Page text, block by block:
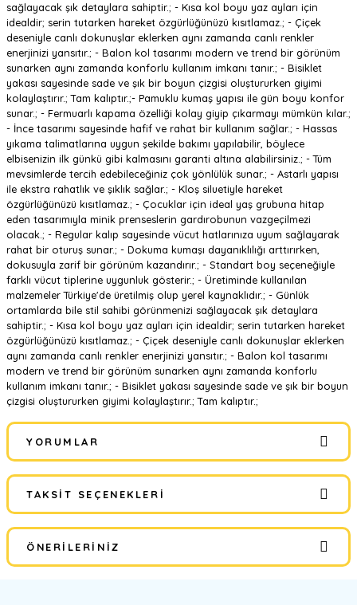
sağlayacak şık detaylara sahiptir.; - Kısa kol boyu yaz ayları için
idealdir; serin tutarken hareket özgürlüğünüzü kısıtlamaz.; - Çiçek
deseniyle canlı dokunuşlar eklerken aynı zamanda canlı renkler
enerjinizi yansıtır.; - Balon kol tasarımı modern ve trend bir görünüm
sunarken aynı zamanda konforlu kullanım imkanı tanır.; - Bisiklet
yakası sayesinde sade ve şık bir boyun çizgisi oluştururken giyimi
kolaylaştırır.; Tam kalıptır.;- Pamuklu kumaş yapısı ile gün boyu konfor
sunar.; - Fermuarlı kapama özelliği kolay giyip çıkarmayı mümkün kılar.;
- İnce tasarımı sayesinde hafif ve rahat bir kullanım sağlar.; - Hassas
yıkama talimatlarına uygun şekilde bakımı yapılabilir, böylece
elbisenizin ilk günkü gibi kalmasını garanti altına alabilirsiniz.; - Tüm
mevsimlerde tercih edebileceğiniz çok yönlülük sunar.; - Astarlı yapısı
ile ekstra rahatlık ve şıklık sağlar.; - Kloş siluetiyle hareket
özgürlüğünüzü kısıtlamaz.; - Çocuklar için ideal yaş grubuna hitap
eden tasarımıyla minik prenseslerin gardırobunun vazgeçilmezi
olacak.; - Regular kalıp sayesinde vücut hatlarınıza uyum sağlayarak
rahat bir oturuş sunar.; - Dokuma kumaşı dayanıklılığı arttırırken,
dokusuyla zarif bir görünüm kazandırır.; - Standart boy seçeneğiyle
farklı vücut tiplerine uygunluk gösterir.; - Üretiminde kullanılan
malzemeler Türkiye'de üretilmiş olup yerel kaynaklıdır.; - Günlük
ortamlarda bile stil sahibi görünmenizi sağlayacak şık detaylara
sahiptir.; - Kısa kol boyu yaz ayları için idealdir; serin tutarken hareket
özgürlüğünüzü kısıtlamaz.; - Çiçek deseniyle canlı dokunuşlar eklerken
aynı zamanda canlı renkler enerjinizi yansıtır.; - Balon kol tasarımı
modern ve trend bir görünüm sunarken aynı zamanda konforlu
kullanım imkanı tanır.; - Bisiklet yakası sayesinde sade ve şık bir boyun
çizgisi oluştururken giyimi kolaylaştırır.; Tam kalıptır.;
YORUMLAR
Bu ürüne ilk yorumu siz yapın!
Yorum Yaz
TAKSIT SEÇENEKLERI
ÖNERILERINIZ